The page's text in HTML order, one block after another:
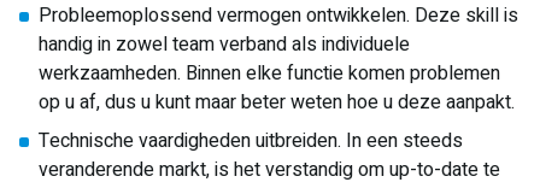
Probleemoplossend vermogen ontwikkelen. Deze skill is
handig in zowel team verband als individuele
werkzaamheden. Binnen elke functie komen problemen
op u af, dus u kunt maar beter weten hoe u deze aanpakt.
Technische vaardigheden uitbreiden. In een steeds
veranderende markt, is het verstandig om up-to-date te